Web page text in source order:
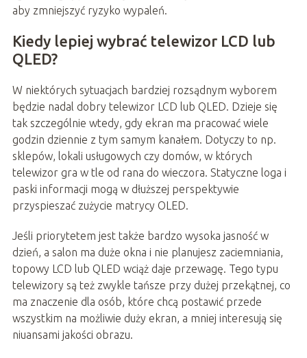
aby zmniejszyć ryzyko wypaleń.
Kiedy lepiej wybrać telewizor LCD lub
QLED?
W niektórych sytuacjach bardziej rozsądnym wyborem
będzie nadal dobry telewizor LCD lub QLED. Dzieje się
tak szczególnie wtedy, gdy ekran ma pracować wiele
godzin dziennie z tym samym kanałem. Dotyczy to np.
sklepów, lokali usługowych czy domów, w których
telewizor gra w tle od rana do wieczora. Statyczne loga i
paski informacji mogą w dłuższej perspektywie
przyspieszać zużycie matrycy OLED.
Jeśli priorytetem jest także bardzo wysoka jasność w
dzień, a salon ma duże okna i nie planujesz zaciemniania,
topowy LCD lub QLED wciąż daje przewagę. Tego typu
telewizory są też zwykle tańsze przy dużej przekątnej, co
ma znaczenie dla osób, które chcą postawić przede
wszystkim na możliwie duży ekran, a mniej interesują się
niuansami jakości obrazu.